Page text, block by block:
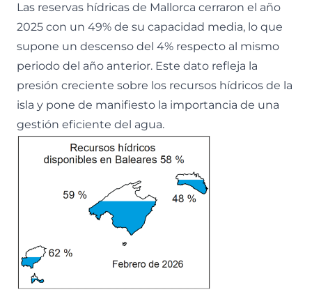
Las reservas hídricas de Mallorca cerraron el año
2025 con un 49% de su capacidad media, lo que
supone un descenso del 4% respecto al mismo
periodo del año anterior. Este dato refleja la
presión creciente sobre los recursos hídricos de la
isla y pone de manifiesto la importancia de una
gestión eficiente del agua.